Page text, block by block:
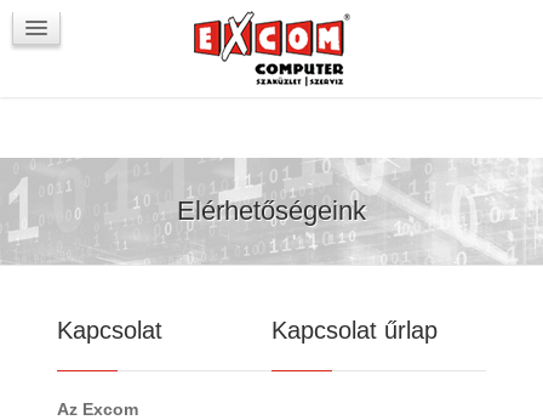
VörösmartyKOCKA
Elérhetőségeink
Kapcsolat
Az Excom
Kapcsolat űrlap